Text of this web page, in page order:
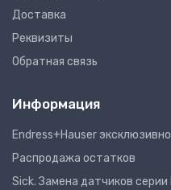
Доставка
Реквизиты
Обратная связь
Информация
Endress+Hauser
Распродажа остатков
Sick. Замена датчиков серии